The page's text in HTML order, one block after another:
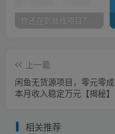
你还在到处找项目？还在当韭菜？我靠卖项目一个月收入5万+，曾经我也是个失败者。
上一篇
闲鱼无货源项目，零元零成
本月收入稳定万元【揭秘】
相关推荐